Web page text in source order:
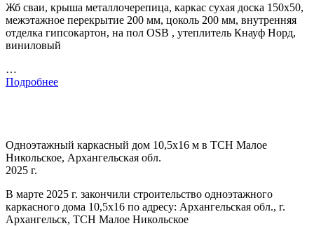
Жб сваи, крыша металлочерепица, каркас сухая доска 150х50,
межэтажное перекрытие 200 мм, цоколь 200 мм, внутренняя
отделка гипсокартон, на пол OSB , утеплитель Кнауф Норд,
виниловый
…
Подробнее
Одноэтажный каркасный дом 10,5х16 м в ТСН Малое
Никольское, Архангельская обл.
2025 г.
В марте 2025 г. закончили строительство одноэтажного
каркасного дома 10,5х16 по адресу: Архангельская обл., г.
Архангельск, ТСН Малое Никольское